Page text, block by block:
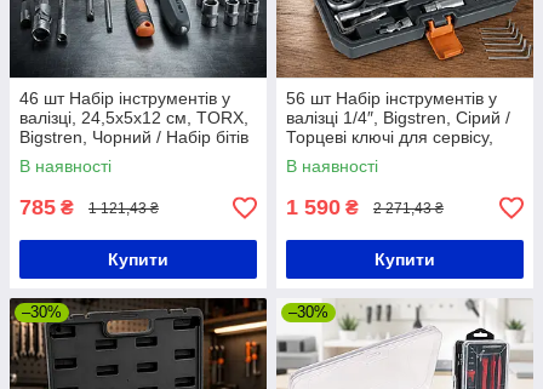
46 шт Набір інструментів у
валізці, 24,5х5х12 см, TORX,
Bigstren, Чорний / Набір бітів
/ Інструменти з тріскачкою та
насадками
В наявності
785 ₴ 1 121,43 ₴
Купити
56 шт Набір інструментів у
валізці 1/4″, Bigstren, Сірий /
Торцеві ключі для сервісу,
майстерні / Набір біт, головок
В наявності
1 590 ₴ 2 271,43 ₴
Купити
–30% –30%